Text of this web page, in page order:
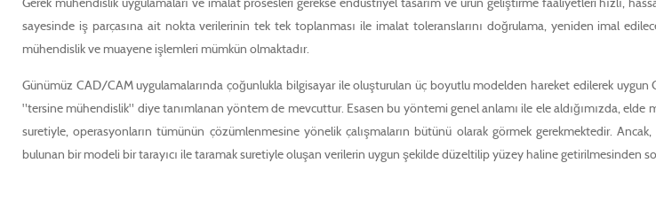
sayesinde iş parçasına ait nokta verilerinin tek tek toplanması ile imalat toleranslarını doğrulama, yeniden imal
mühendislik ve muayene işlemleri mümkün olmaktadır.
Günümüz CAD/CAM uygulamalarında çoğunlukla bilgisayar ile oluşturulan üç boyutlu modelden hareket edilerek
"tersine mühendislik" diye tanımlanan yöntem de mevcuttur. Esasen bu yöntemi genel anlamı ile ele aldığımızda,
suretiyle, operasyonların tümünün çözümlenmesine yönelik çalışmaların bütünü olarak görmek gerekmektedir.
bulunan bir modeli bir tarayıcı ile taramak suretiyle oluşan verilerin uygun şekilde düzeltilip yüzey haline getirilmesinden